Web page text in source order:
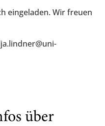
eingeladen. Wir freuen
über